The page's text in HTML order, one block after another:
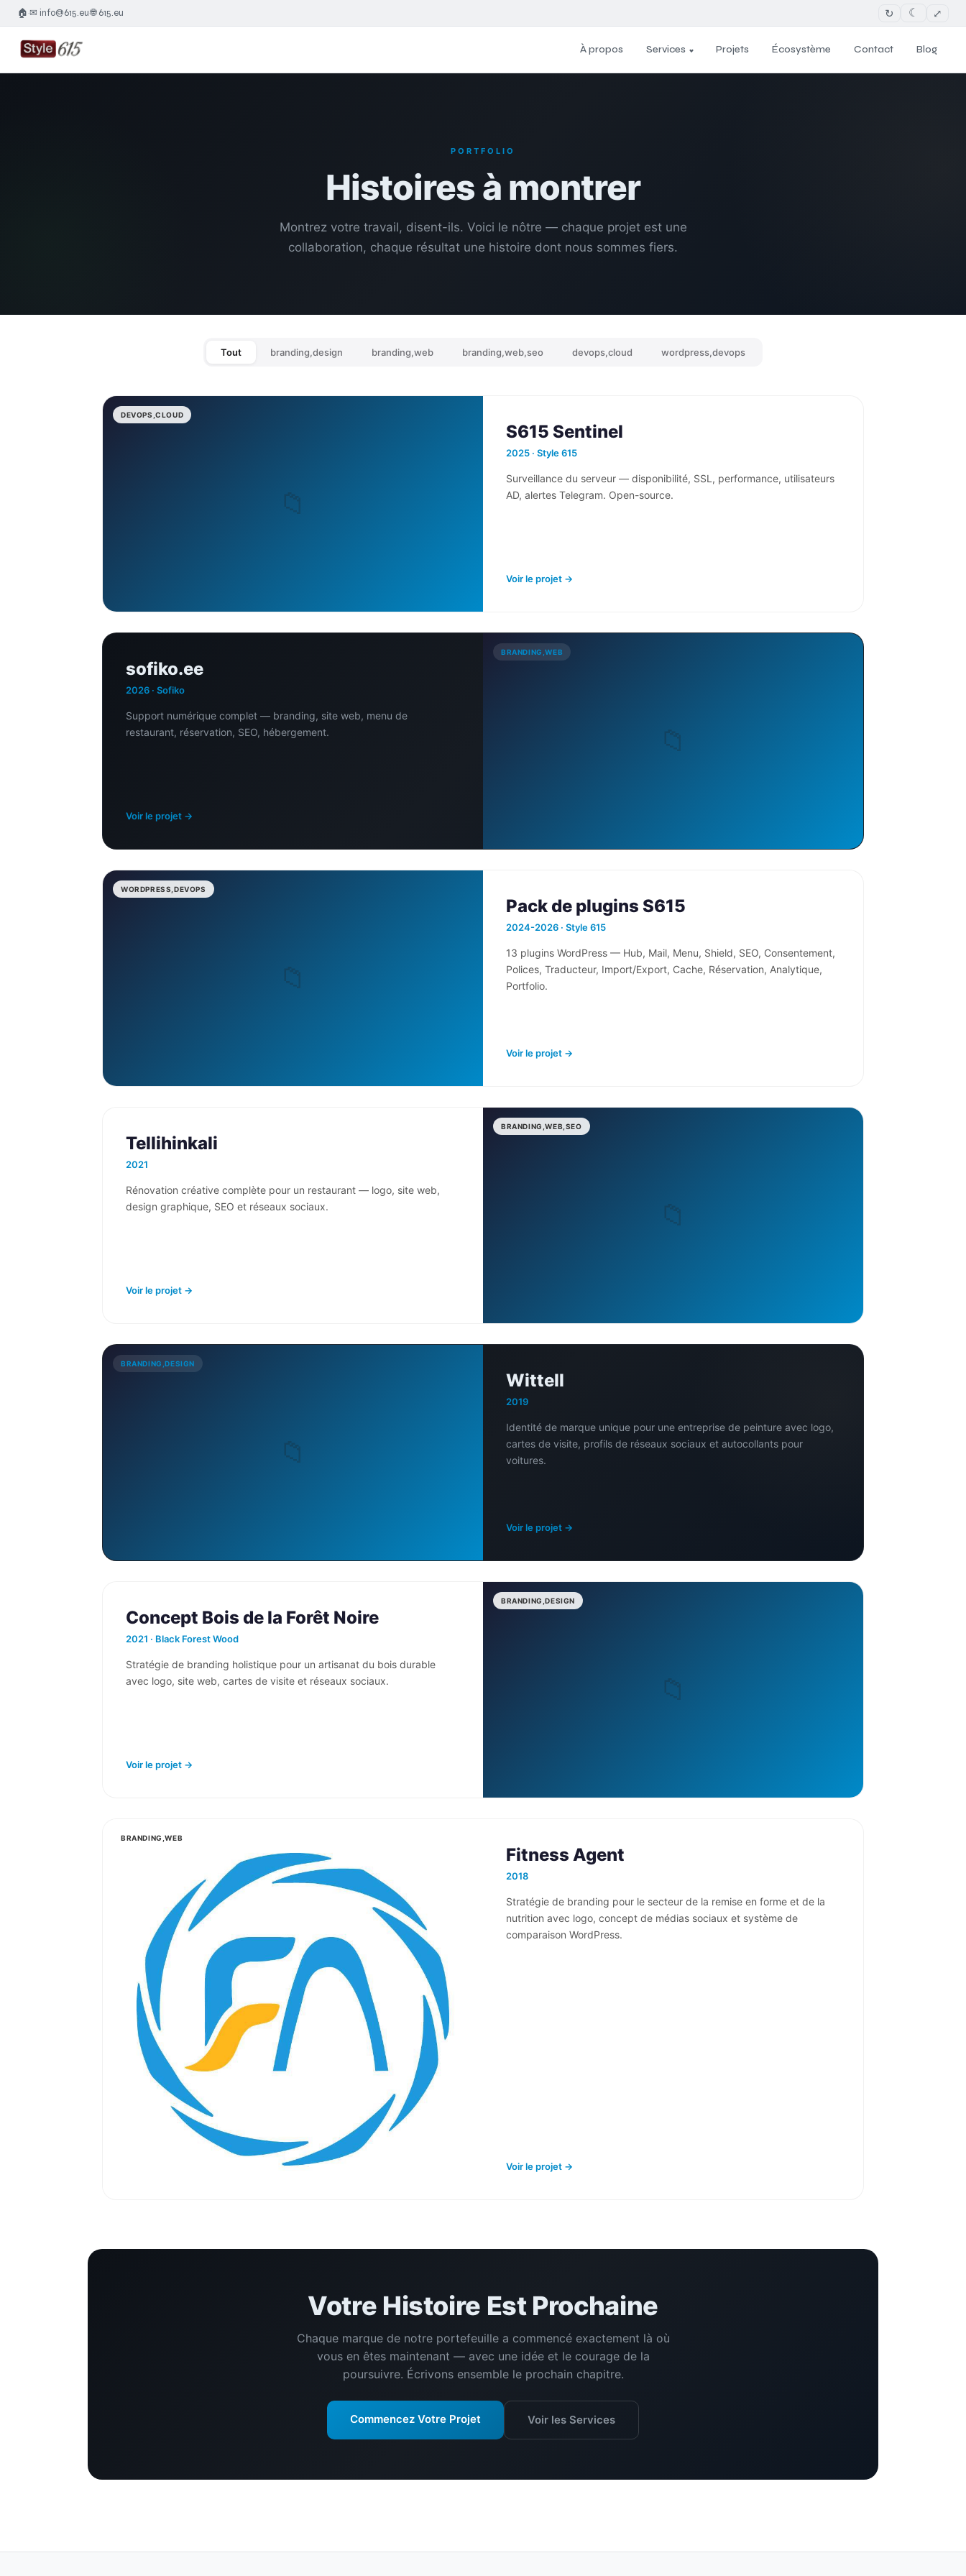
🏠·✉ info@615.eu·🌐 615.eu ↻ ☾ ⤢
À propos Services Projets Écosystème Contact Blog
PORTFOLIO
Histoires à montrer
Montrez votre travail, disent-ils. Voici le nôtre — chaque projet est une
collaboration, chaque résultat une histoire dont nous sommes fiers.
Tout branding,design branding,web branding,web,seo devops,cloud wordpress,devops
DEVOPS,CLOUD
S615 Sentinel
2025 · Style 615
Surveillance du serveur — disponibilité, SSL, performance, utilisateurs
AD, alertes Telegram. Open-source.
Voir le projet →
BRANDING,WEB
sofiko.ee
2026 · Sofiko
Support numérique complet — branding, site web, menu de
restaurant, réservation, SEO, hébergement.
Voir le projet →
WORDPRESS,DEVOPS
Pack de plugins S615
2024-2026 · Style 615
13 plugins WordPress — Hub, Mail, Menu, Shield, SEO, Consentement,
Polices, Traducteur, Import/Export, Cache, Réservation, Analytique,
Portfolio.
Voir le projet →
BRANDING,WEB,SEO
Tellihinkali
2021
Rénovation créative complète pour un restaurant — logo, site web,
design graphique, SEO et réseaux sociaux.
Voir le projet →
BRANDING,DESIGN
Wittell
2019
Identité de marque unique pour une entreprise de peinture avec logo,
cartes de visite, profils de réseaux sociaux et autocollants pour
voitures.
Voir le projet →
BRANDING,DESIGN
Concept Bois de la Forêt Noire
2021 · Black Forest Wood
Stratégie de branding holistique pour un artisanat du bois durable
avec logo, site web, cartes de visite et réseaux sociaux.
Voir le projet →
BRANDING,WEB
Fitness Agent
2018
Stratégie de branding pour le secteur de la remise en forme et de la
nutrition avec logo, concept de médias sociaux et système de
comparaison WordPress.
Voir le projet →
Votre Histoire Est Prochaine
Chaque marque de notre portefeuille a commencé exactement là où
vous en êtes maintenant — avec une idée et le courage de la
poursuivre. Écrivons ensemble le prochain chapitre.
Commencez Votre Projet Voir les Services